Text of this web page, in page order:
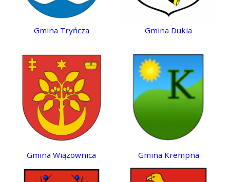
Gmina Tryńcza Gmina Dukla
Gmina Wiązownica Gmina Krempna